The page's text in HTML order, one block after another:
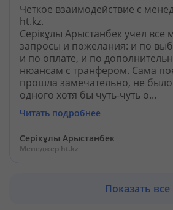
Четкое взаимодействие с
ht.kz.
Серікұлы Арыстанбек учел все
запросы и пожелания: и по
и по оплате, и по
нюансам с транфером. Сама
прошла замечательно, не
одного хотя бы чуть-чуть о...
Читать подробнее
Серікұлы Арыстанбек
Менеджер ht.kz
Показать все